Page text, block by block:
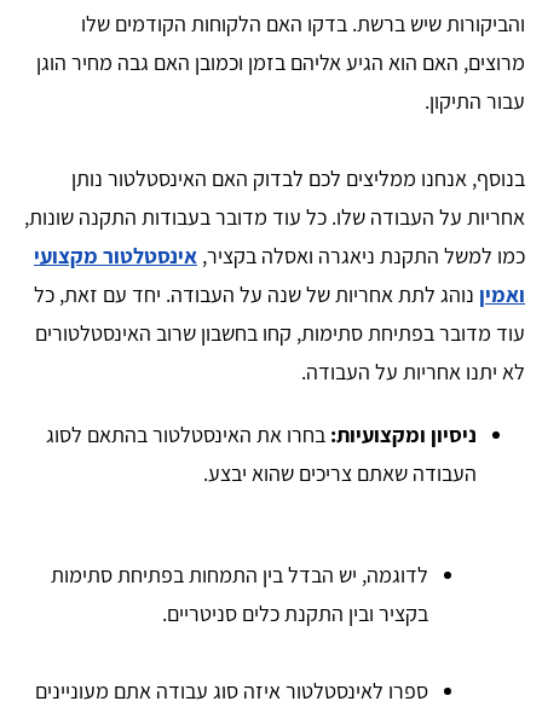
והביקורות שיש ברשת. בדקו האם הלקוחות הקודמים שלו
מרוצים, האם הוא הגיע אליהם בזמן וכמובן האם גבה מחיר הוגן
עבור התיקון.
בנוסף, אנחנו ממליצים לכם לבדוק האם האינסטלטור נותן
אחריות על העבודה שלו. כל עוד מדובר בעבודות התקנה שונות,
כמו למשל התקנת ניאגרה ואסלה בקציר, אינסטלטור מקצועי
ואמין נוהג לתת אחריות של שנה על העבודה. יחד עם זאת, כל
עוד מדובר בפתיחת סתימות, קחו בחשבון שרוב האינסטלטורים
לא יתנו אחריות על העבודה.
ניסיון ומקצועיות: בחרו את האינסטלטור בהתאם לסוג
העבודה שאתם צריכים שהוא יבצע.
לדוגמה, יש הבדל בין התמחות בפתיחת סתימות
בקציר ובין התקנת כלים סניטריים.
ספרו לאינסטלטור איזה סוג עבודה אתם מעוניינים